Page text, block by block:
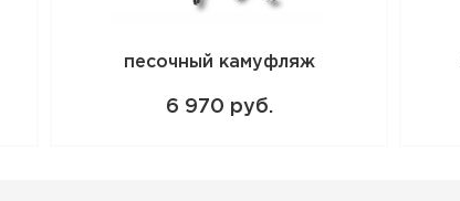
песочный камуфляж
6 970 руб.